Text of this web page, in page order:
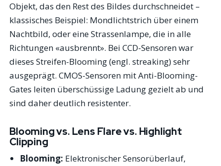
Objekt, das den Rest des Bildes durchschneidet –
klassisches Beispiel: Mondlichtstrich über einem
Nachtbild, oder eine Strassenlampe, die in alle
Richtungen «ausbrennt». Bei CCD-Sensoren war
dieses Streifen-Blooming (engl.streaking) sehr
ausgeprägt. CMOS-Sensoren mit Anti-Blooming-
Gates leiten überschüssige Ladung gezielt ab und
sind daher deutlich resistenter.
Blooming vs. Lens Flare vs. Highlight
Clipping
Blooming: Elektronischer Sensorüberlauf,